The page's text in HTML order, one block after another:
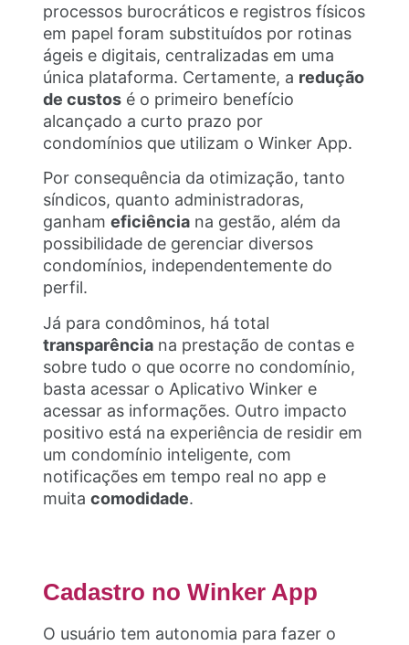
processos burocráticos e registros físicos
em papel foram substituídos por rotinas
ágeis e digitais, centralizadas em uma
única plataforma. Certamente, a redução
de custos é o primeiro benefício
alcançado a curto prazo por
condomínios que utilizam o Winker App.
Por consequência da otimização, tanto
síndicos, quanto administradoras,
ganhameficiência na gestão, além da
possibilidade de gerenciar diversos
condomínios, independentemente do
perfil.
Já para condôminos, há total
transparência na prestação de contas e
sobre tudo o que ocorre no condomínio,
basta acessar o Aplicativo Winker e
acessar as informações. Outro impacto
positivo está na experiência de residir em
um condomínio inteligente, com
notificações em tempo real no app e
muitacomodidade.
Cadastro no Winker App
O usuário tem autonomia para fazer o